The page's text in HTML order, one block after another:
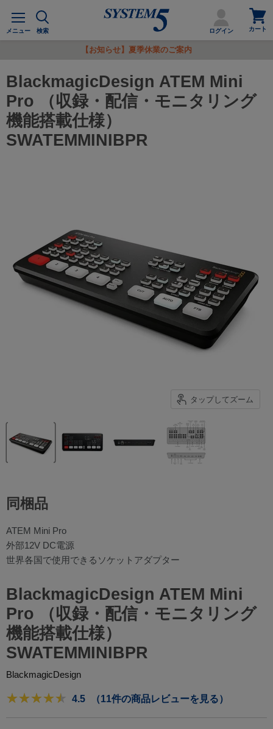
メ
ュ
メニュー 検索 ログイン
カ
ー
ト
を
カート
【お知らせ】夏季休業のご案内
BlackmagicDesign ATEM Mini
Pro （収録・配信・モニタリング
機能搭載仕様）
SWATEMMINIBPR
タップしてズーム
同梱品
ATEM Mini Pro
外部12V DC電源
世界各国で使用できるソケットアダプター
BlackmagicDesign ATEM Mini
Pro （収録・配信・モニタリング
機能搭載仕様）
SWATEMMINIBPR
BlackmagicDesign
4.5 （11件の商品レビューを見る）